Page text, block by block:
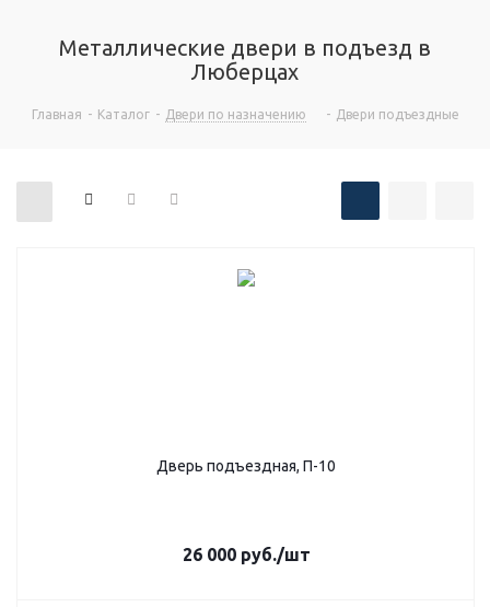
Металлические двери в подъезд в
Люберцах
Главная - Каталог - Двери по назначению - Двери подъездные
Дверь подъездная, П-10
26 000руб./шт